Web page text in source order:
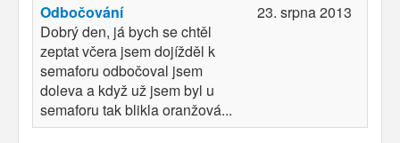
Odbočování
Dobrý den, já bych se chtěl
zeptat včera jsem dojížděl k
semaforu odbočoval jsem
doleva a když už jsem byl u
semaforu tak blikla oranžová...
23. srpna 2013